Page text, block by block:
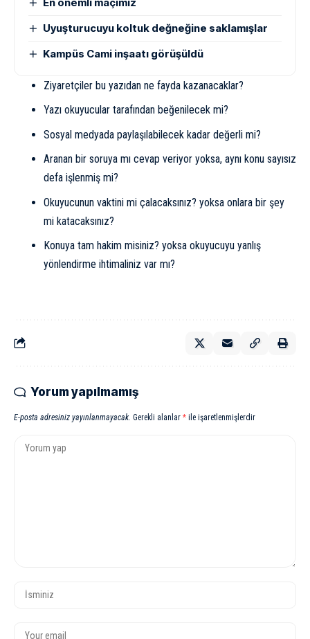
Uyuşturucuyu koltuk değneğine saklamışlar
Kampüs Cami inşaatı görüşüldü
Ziyaretçiler bu yazıdan ne fayda kazanacaklar?
Yazı okuyucular tarafından beğenilecek mi?
Sosyal medyada paylaşılabilecek kadar değerli mi?
Aranan bir soruya mı cevap veriyor yoksa, aynı konu sayısız
defa işlenmiş mi?
Okuyucunun vaktini mi çalacaksınız? yoksa onlara bir şey
mi katacaksınız?
Konuya tam hakim misiniz? yoksa okuyucuyu yanlış
yönlendirme ihtimaliniz var mı?
Yorum yapılmamış
E-posta adresiniz yayınlanmayacak. Gerekli alanlar * ile işaretlenmişlerdir